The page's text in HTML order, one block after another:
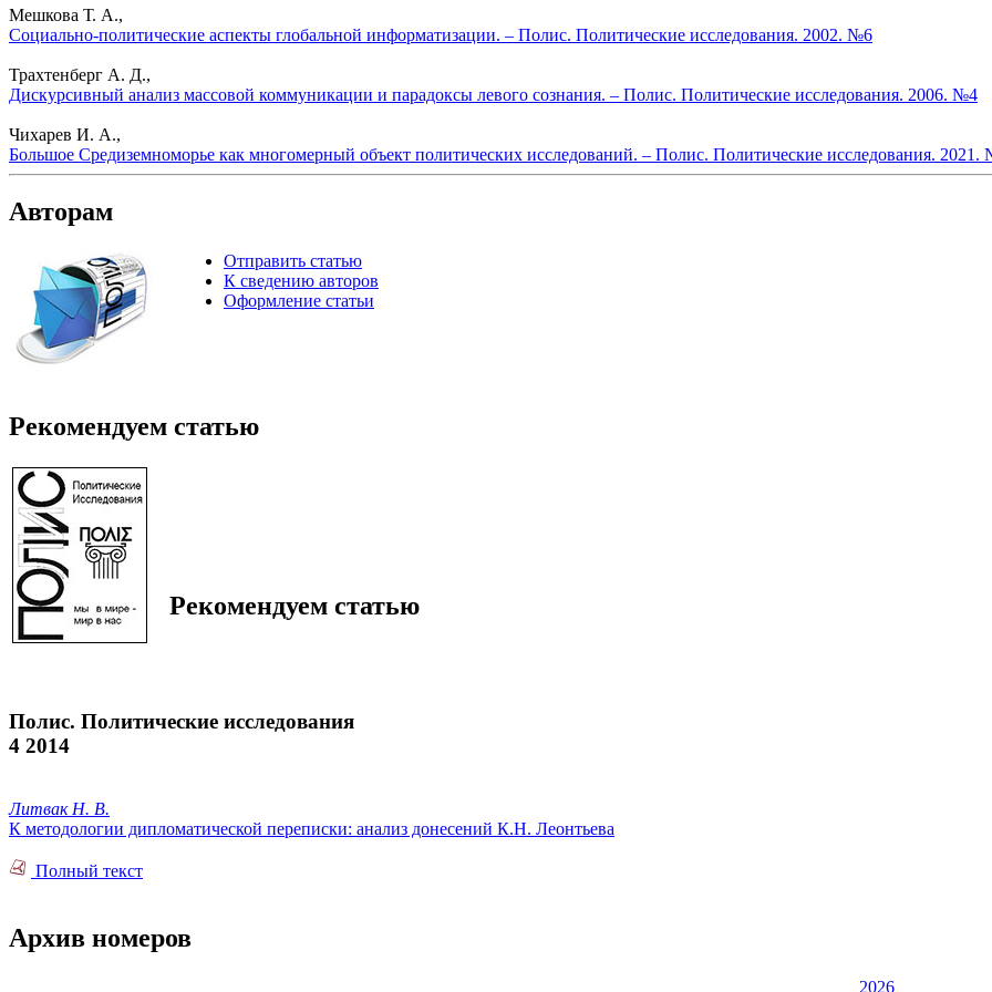
Мешкова Т. А.,
Социально-политические аспекты глобальной информатизации. – Полис. Политические исследования. 2002. №6
Трахтенберг А. Д.,
Дискурсивный анализ массовой коммуникации и парадоксы левого сознания. – Полис. Политические исследования. 2006. №4
Чихарев И. А.,
Большое Средиземноморье как многомерный объект политических исследований. – Полис. Политические исследования. 2021.
Авторам
Отправить статью
К сведению авторов
Оформление статьи
Рекомендуем статью
Рекомендуем статью
Полис. Политические исследования
4 2014
Литвак Н. В.
К методологии дипломатической переписки: анализ донесений К.Н. Леонтьева
Полный текст
Архив номеров
2026